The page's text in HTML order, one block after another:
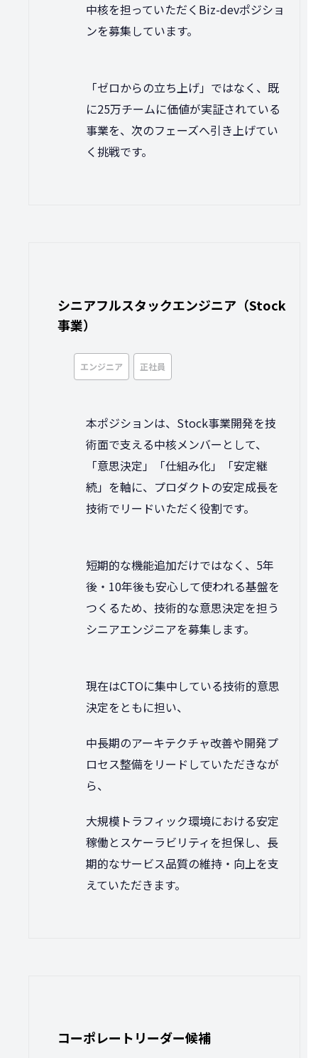
中核を担っていただくBiz-devポジショ
ンを募集しています。
「ゼロからの立ち上げ」ではなく、既
に25万チームに価値が実証されている
事業を、次のフェーズへ引き上げてい
く挑戦です。
シニアフルスタックエンジニア（Stock
事業）
エンジニア 正社員
本ポジションは、Stock事業開発を技
術面で支える中核メンバーとして、
「意思決定」「仕組み化」「安定継
続」を軸に、プロダクトの安定成長を
技術でリードいただく役割です。
短期的な機能追加だけではなく、5年
後・10年後も安心して使われる基盤を
つくるため、技術的な意思決定を担う
シニアエンジニアを募集します。
現在はCTOに集中している技術的意思
決定をともに担い、
中長期のアーキテクチャ改善や開発プ
ロセス整備をリードしていただきなが
ら、
大規模トラフィック環境における安定
稼働とスケーラビリティを担保し、長
期的なサービス品質の維持・向上を支
えていただきます。
コーポレートリーダー候補